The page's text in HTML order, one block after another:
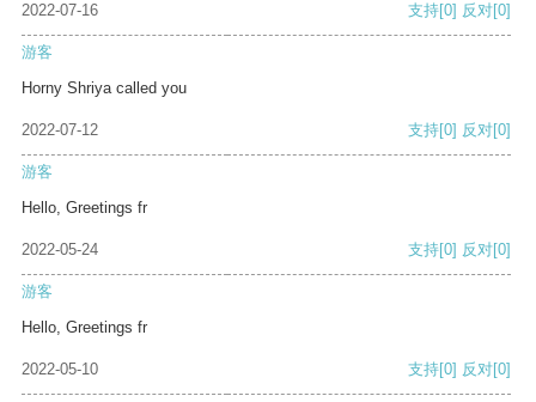
2022-07-16 支持[0] 反对[0]
游客
Horny Shriya called you
2022-07-12 支持[0] 反对[0]
游客
Hello, Greetings fr
2022-05-24 支持[0] 反对[0]
游客
Hello, Greetings fr
2022-05-10 支持[0] 反对[0]